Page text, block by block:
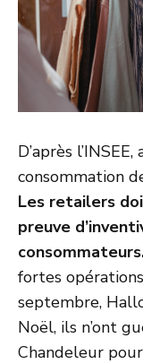
D’après
consommation
Les retailers
preuve
fortes
septembre,
Noël, ils n’ont
Chandeleur